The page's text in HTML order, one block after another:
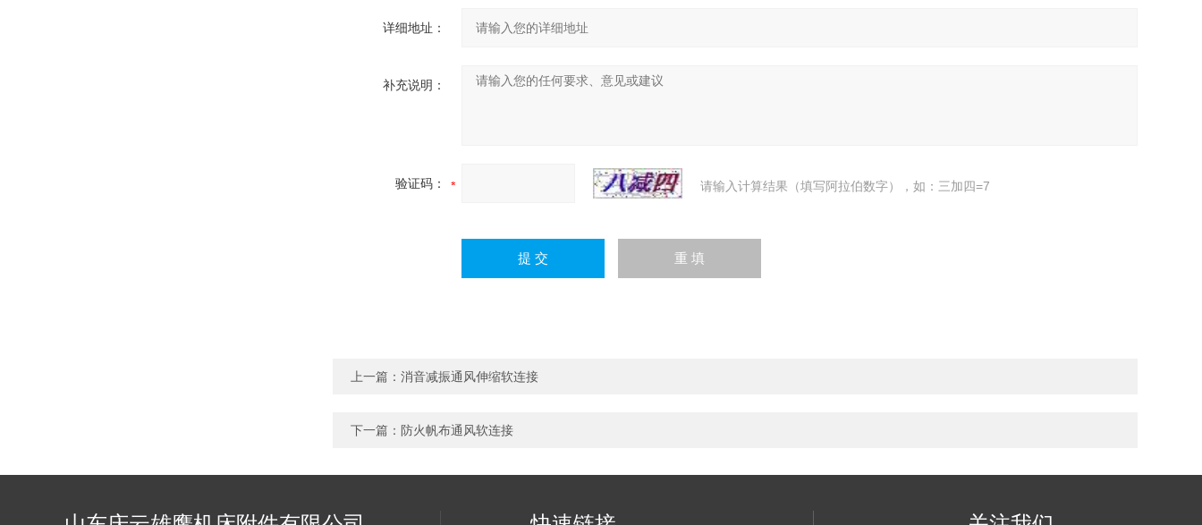
详细地址：
补充说明：
验证码： 请输入计算结果（填写阿拉伯数字），如：三加四=7
上一篇： 消音减振通风伸缩软连接
下一篇： 防火帆布通风软连接